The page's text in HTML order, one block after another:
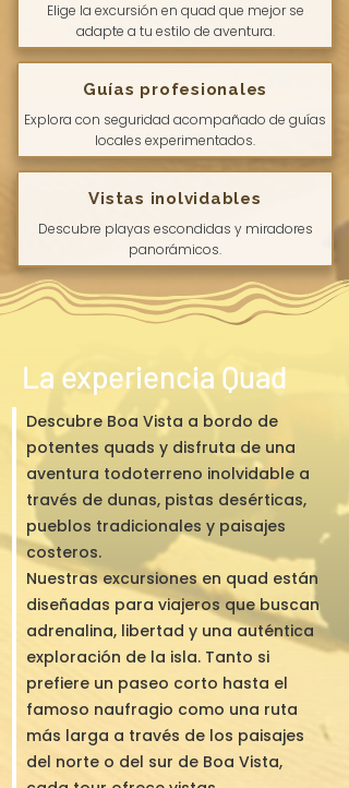
Elige la excursión en quad que mejor se
adapte a tu estilo de aventura.
Guías profesionales
Explora con seguridad acompañado de guías
locales experimentados.
Vistas inolvidables
Descubre playas escondidas y miradores
panorámicos.
La experiencia Quad
Descubre Boa Vista a bordo de
potentes quads y disfruta de una
aventura todoterreno inolvidable a
través de dunas, pistas desérticas,
pueblos tradicionales y paisajes
costeros.
Nuestras excursiones en quad están
diseñadas para viajeros que buscan
adrenalina, libertad y una auténtica
exploración de la isla. Tanto si
prefiere un paseo corto hasta el
famoso naufragio como una ruta
más larga a través de los paisajes
del norte o del sur de Boa Vista,